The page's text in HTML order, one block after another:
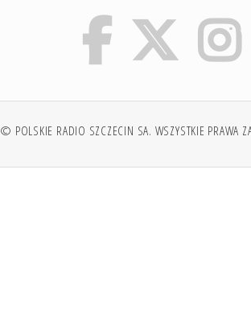
© POLSKIE RADIO SZCZECIN SA. WSZYSTKIE PRAWA